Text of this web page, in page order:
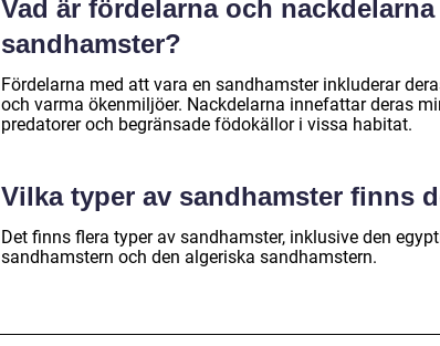
Vad är fördelarna och
sandhamster?
Fördelarna med att vara en sandhamster inkluderar
och varma ökenmiljöer. Nackdelarna innefattar deras
predatorer och begränsade födokällor i vissa habitat.
Vilka typer av sandhamster finns
Det finns flera typer av sandhamster, inklusive den
sandhamstern och den algeriska sandhamstern.